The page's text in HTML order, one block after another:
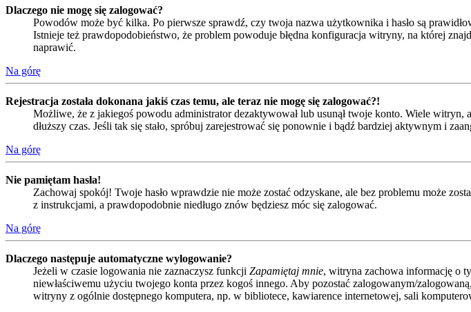
Dlaczego nie mogę się zalogować?
Powodów może być kilka. Po pierwsze sprawdź, czy twoja nazwa użytkownika i hasło są
Istnieje też prawdopodobieństwo, że problem powoduje błędna konfiguracja witryny, na której
naprawić.
Na górę
Rejestracja została dokonana jakiś czas temu, ale teraz nie mogę się zalogować?!
Możliwe, że z jakiegoś powodu administrator dezaktywował lub usunął twoje konto. Wiele
dłuższy czas. Jeśli tak się stało, spróbuj zarejestrować się ponownie i bądź bardziej aktywnym i
Na górę
Nie pamiętam hasła!
Zachowaj spokój! Twoje hasło wprawdzie nie może zostać odzyskane, ale bez problemu może
z instrukcjami, a prawdopodobnie niedługo znów będziesz móc się zalogować.
Na górę
Dlaczego następuje automatyczne wylogowanie?
Jeżeli w czasie logowania nie zaznaczysz funkcji Zapamiętaj mnie, witryna zachowa informację o
niewłaściwemu użyciu twojego konta przez kogoś innego. Aby pozostać zalogowanym/
witryny z ogólnie dostępnego komputera, np. w bibliotece, kawiarence internetowej, sali